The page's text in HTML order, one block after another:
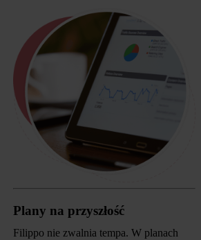
Plany na przyszłość
Filippo nie zwalnia tempa. W planach